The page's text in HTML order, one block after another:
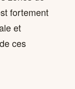
fortement
et
ces